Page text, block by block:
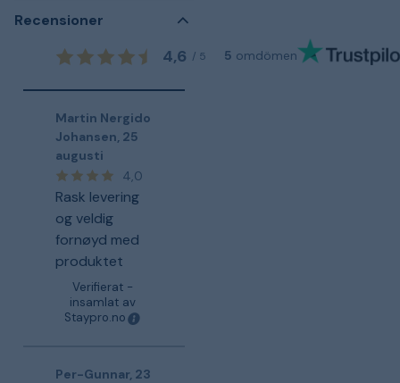
Recensioner
4,6 / 5 5 omdömen
Martin Nergido
Johansen 25
augusti
4,0
Rask levering
og veldig
fornøyd med
produktet
Verifierat -
insamlat av
Staypro.no
Per-Gunnar 23